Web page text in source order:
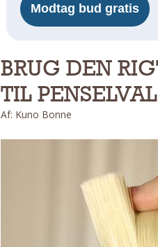
Modtag bud gratis
BRUG DEN
TIL
Af: Kuno Bonne